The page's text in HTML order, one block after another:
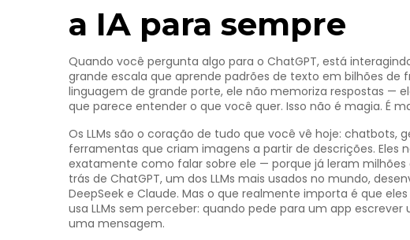
a IA para sempre
Quando você pergunta algo para o ChatGPT, está
grande escala que aprende padrões de texto em bilhões de
linguagem de grande porte, ele não memoriza respostas —
que parece entender o que você quer. Isso não é magia. É
Os LLMs são o coração de tudo que você vê hoje: chatbots,
ferramentas que criam imagens a partir de descrições. Eles
exatamente como falar sobre ele — porque já leram
trás de ChatGPT, um dos LLMs mais usados no mundo,
DeepSeek e Claude. Mas o que realmente importa é que
usa LLMs sem perceber: quando pede para um app
uma mensagem.